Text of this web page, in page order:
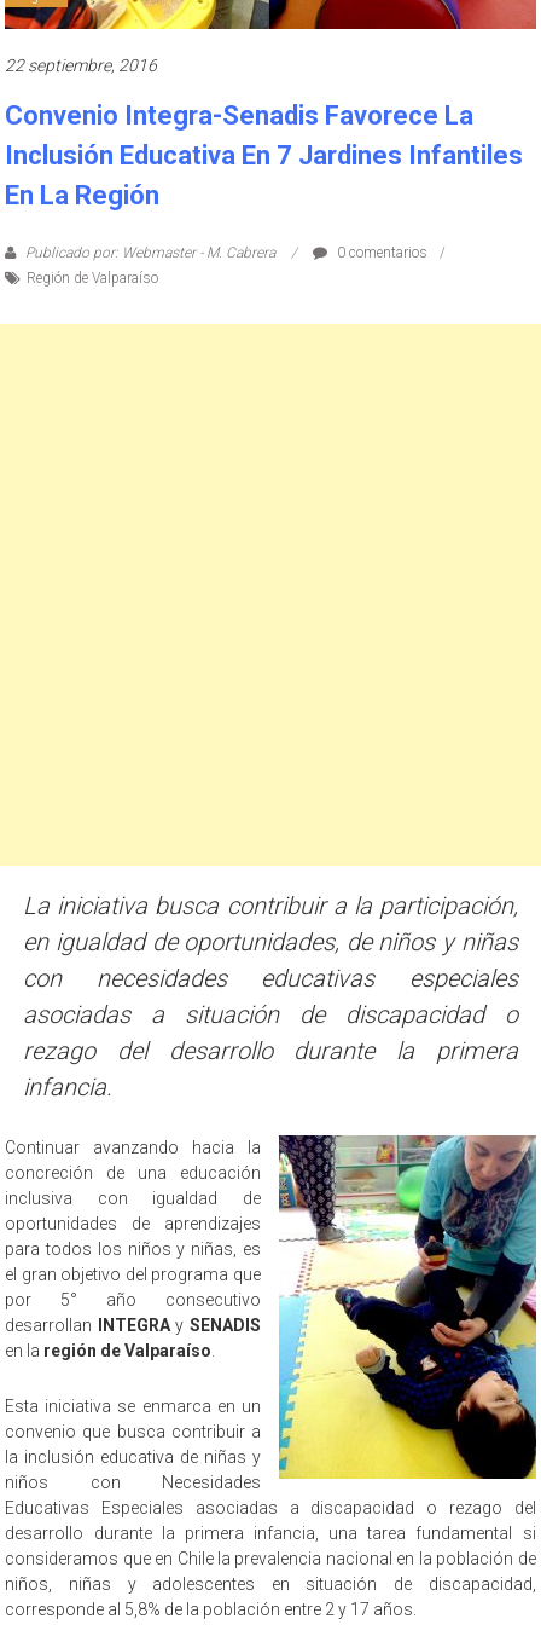
22 septiembre, 2016
Convenio Integra-Senadis Favorece La
Inclusión Educativa En 7 Jardines Infantiles
En La Región
Publicado por: Webmaster - M. Cabrera
0 comentarios
Región de Valparaíso
La iniciativa busca contribuir a la participación,
en igualdad de oportunidades, de niños y niñas
con necesidades educativas especiales
asociadas a situación de discapacidad o
rezago del desarrollo durante la primera
infancia.
Continuar avanzando hacia la
concreción de una educación
inclusiva con igualdad de
oportunidades de aprendizajes
para todos los niños y niñas, es
el gran objetivo del programa que
por 5° año consecutivo
desarrollan
INTEGRAy SENADIS
en la región de Valparaíso
Esta iniciativa se enmarca en un
convenio que busca contribuir a
la inclusión educativa de niñas y
niños con Necesidades
Educativas Especiales asociadas a discapacidad o rezago del
desarrollo durante la primera infancia, una tarea fundamental si
consideramos que en Chile la prevalencia nacional en la población de
niños, niñas y adolescentes en situación de discapacidad,
corresponde al 5,8% de la población entre 2 y 17 años.